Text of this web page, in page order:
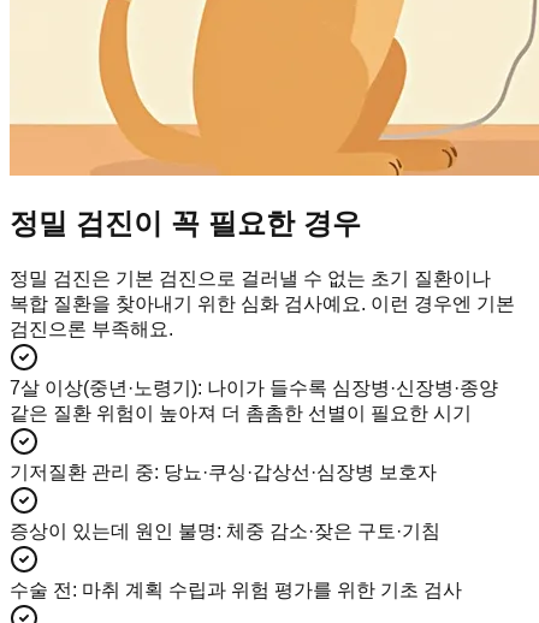
정밀 검진이 꼭 필요한 경우
정밀 검진은 기본 검진으로 걸러낼 수 없는 초기 질환이나
복합 질환을 찾아내기 위한 심화 검사예요. 이런 경우엔 기본
검진으론 부족해요.
7살 이상(중년·노령기): 나이가 들수록 심장병·신장병·종양
같은 질환 위험이 높아져 더 촘촘한 선별이 필요한 시기
기저질환 관리 중: 당뇨·쿠싱·갑상선·심장병 보호자
증상이 있는데 원인 불명: 체중 감소·잦은 구토·기침
수술 전 : 마취 계획 수립과 위험 평가를 위한 기초 검사